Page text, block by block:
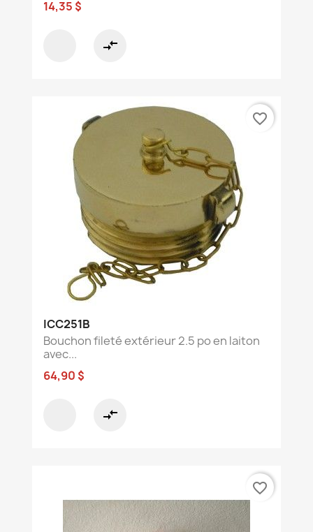
14,35 $
compare_arrows
ICC251B
Bouchon fileté extérieur 2.5 po en laiton
avec...
64,90 $
compare_arrows
favorite_border
favorite_border